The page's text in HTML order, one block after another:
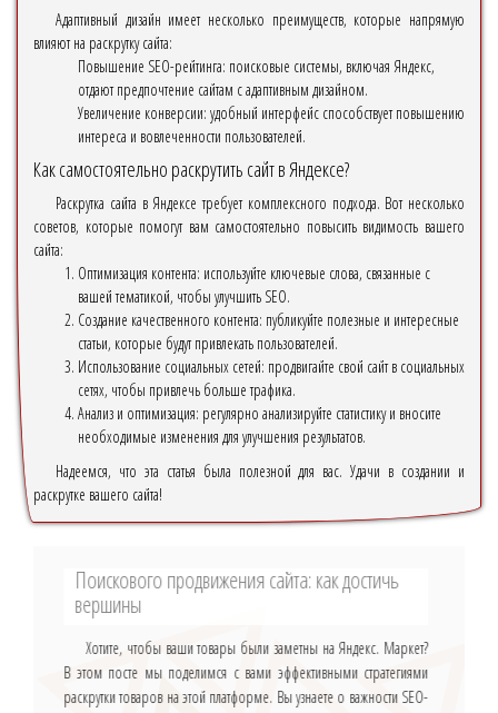
Адаптивный дизайн имеет несколько преимуществ, которые напрямую
влияют на раскрутку сайта:
Повышение SEO-рейтинга: поисковые системы, включая Яндекс,
отдают предпочтение сайтам с адаптивным дизайном.
Увеличение конверсии: удобный интерфейс способствует повышению
интереса и вовлеченности пользователей.
Как самостоятельно раскрутить сайт в Яндексе?
Раскрутка сайта в Яндексе требует комплексного подхода. Вот несколько
советов, которые помогут вам самостоятельно повысить видимость вашего
сайта:
Оптимизация контента: используйте ключевые слова, связанные с
вашей тематикой, чтобы улучшить SEO.
Создание качественного контента: публикуйте полезные и интересные
статьи, которые будут привлекать пользователей.
Использование социальных сетей: продвигайте свой сайт в социальных
сетях, чтобы привлечь больше трафика.
Анализ и оптимизация: регулярно анализируйте статистику и вносите
необходимые изменения для улучшения результатов.
Надеемся, что эта статья была полезной для вас. Удачи в создании и
раскрутке вашего сайта!
Поискового продвижения сайта: как достичь
вершины
Хотите, чтобы ваши товары были заметны на Яндекс. Маркет?
В этом посте мы поделимся с вами эффективными стратегиями
раскрутки товаров на этой платформе. Вы узнаете о важности SEO-